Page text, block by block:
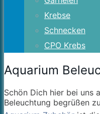
Krebse
Schnecken
CPO Krebs
Aquarium
Schön Dich hier bei uns
Beleuchtung begrüßen